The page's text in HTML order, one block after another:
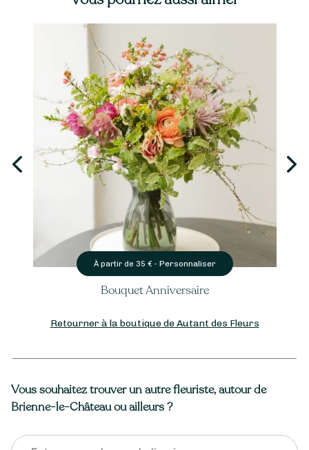
À partir de 35 € - Personnaliser
Bouquet Anniversaire
Retourner à la boutique de Autant des Fleurs
Vous souhaitez trouver un autre fleuriste, autour de
Brienne-le-Château ou ailleurs ?